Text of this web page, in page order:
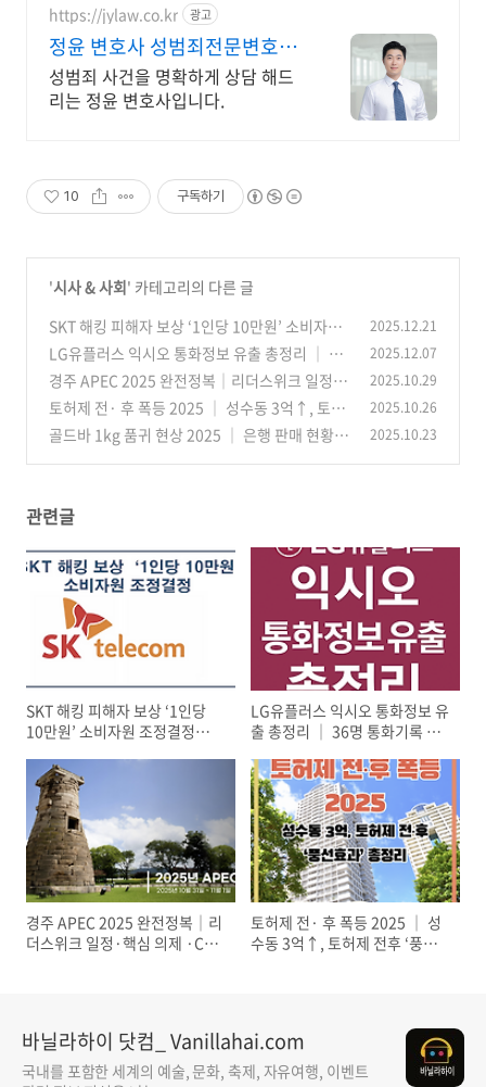
세요.
https://jylaw.co.kr 광고
정윤 변호사 성범죄전문변호사
상담
성범죄 사건을 명확하게 상담 해드
리는 정윤 변호사입니다.
10 구독하기
'시사 & 사회' 카테고리의 다른 글
SKT 해킹 피해자 보상 ‘1인당 10만원’ 소비자원
조정결정｜대상·지급방식 정리 (37)
2025.12.21
LG유플러스 익시오 통화정보 유출 총정리 │ 36
명 통화기록 노출·해킹 아닌 직원 실수(휴먼에
러)
(37)
2025.12.07
경주 APEC 2025 완전정복│리더스위크 일정·
핵심 의제 ·CEO 서밋 기조연설·수혜업종 전망
(23)
2025.10.29
토허제 전· 후 폭등 2025 │ 성수동 3억↑, 토허
제 전후 ‘풍선효과’ 총정리 (30)
2025.10.26
골드바 1kg 품귀 현상 2025 │ 은행 판매 현황·
2025.10.23
관련글
SKT 해킹 피해자 보상 ‘1인당
10만원’ 소비자원 조정결정｜대
LG유플러스 익시오 통화정보 유
출 총정리 │ 36명 통화기록 노
러)
경주 APEC 2025 완전정복│리
더스위크 일정·핵심 의제 ·CEO
토허제 전· 후 폭등 2025 │ 성
수동 3억↑, 토허제 전후 ‘풍선
바닐라하이 닷컴_ Vanillahai.com
국내를 포함한 세계의 예술, 문화, 축제, 자유여행, 이벤트